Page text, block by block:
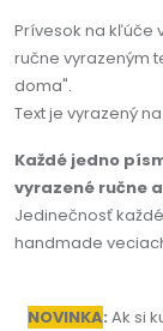
Prívesok na kľúče
ručne vyrazeným
doma".
Text je vyrazený
Každé jedno
vyrazené ručne
Jedinečnosť
handmade
NOVINKA: Ak si